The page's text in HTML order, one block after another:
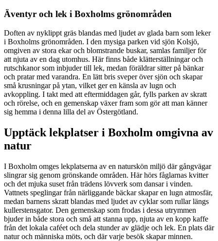
Äventyr och lek i Boxholms grönområden
Doften av nyklippt gräs blandas med ljudet av glada barn som leker
i Boxholms grönområden. I den mysiga parken vid sjön Kolsjö,
omgiven av stora ekar och blomstrande buskar, samlas familjer för
att njuta av en dag utomhus. Här finns både klätterställningar och
rutschkanor som inbjuder till lek, medan föräldrar sitter på bänkar
och pratar med varandra. En lätt bris sveper över sjön och skapar
små krusningar på ytan, vilket ger en känsla av lugn och
avkoppling. I takt med att eftermiddagen går, fylls parken av skratt
och rörelse, och en gemenskap växer fram som gör att man känner
sig hemma i denna lilla del av Östergötland.
Upptäck lekplatser i Boxholm omgivna av
natur
I Boxholm omges lekplatserna av en naturskön miljö där gångvägar
slingrar sig genom grönskande områden. Här hörs fåglarnas kvitter
och det mjuka suset från trädens lövverk som dansar i vinden.
Vattnets speglingar från närliggande bäckar skapar en lugn atmosfär,
medan barnens skratt blandas med ljudet av cyklar som rullar längs
kullerstensgator. Den gemenskap som frodas i dessa utrymmen
bjuder in både stora och små att stanna upp, njuta av en kopp kaffe
från det lokala caféet och dela stunder av glädje och lek. En plats där
natur och människa möts, och där varje besök skapar minnen.